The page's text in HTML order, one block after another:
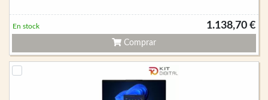
1.138,70 €
En stock
Comprar